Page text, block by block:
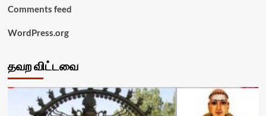
Comments feed
WordPress.org
தவற விட்டவை